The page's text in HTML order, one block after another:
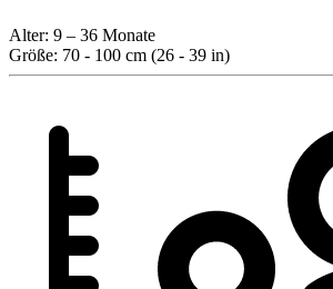
Alter: 9 – 36 Monate
Größe: 70 - 100 cm (26 - 39 in)